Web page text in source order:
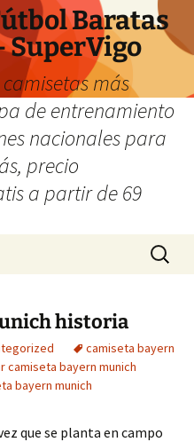
Baratas
SuperVigo
más
de entrenamiento
nacionales para
precio
a partir de 69
Buscar:
historia
camiseta bayern
camiseta bayern munich
bayern munich
que se planta en campo